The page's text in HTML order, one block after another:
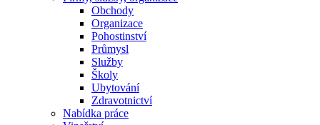
Obchody
Organizace
Pohostinství
Průmysl
Služby
Školy
Ubytování
Zdravotnictví
Nabídka práce